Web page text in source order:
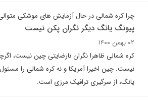
چرا کره شمالی در حال آزمایش های موشکی
پیونگ یانگ دیگر نگران پکن نیست
۰۲ بهمن ۱۴۰۰
کره شمالی ظاهرا نگران نارضایتی چین نیست،
نیست. چین اخیرا آمریکا و نه کره شمالی را
یانگ، از سرگیری ترافیک مرزی است.